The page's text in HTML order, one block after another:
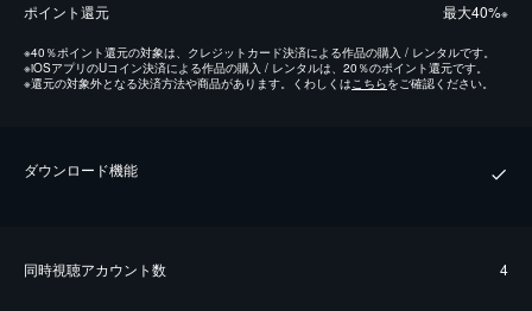
ポイント還元 最⼤40%※
※40％ポイント還元の対象は、クレジットカード決済による作品の購入 / レンタルです。
※iOSアプリのUコイン決済による作品の購入 / レンタルは、20％のポイント還元です。
※還元の対象外となる決済方法や商品があります。くわしくはこちらをご確認ください。
ダウンロード機能
同時視聴アカウント数 4